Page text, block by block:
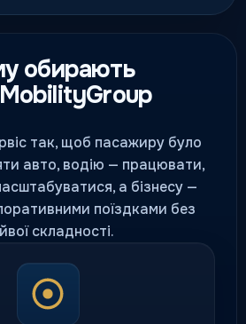
обирають
так, щоб пасажиру було
авто, водію — працювати,
а бізнесу —
поїздками без
складності.